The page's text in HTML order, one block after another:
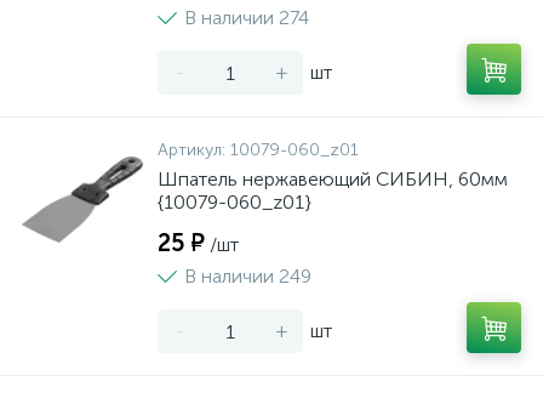
В наличии 274
- + шт
Артикул: 10079-060_z01
Шпатель нержавеющий СИБИН, 60мм
{10079-060_z01}
25 ₽ /шт
В наличии 249
- + шт